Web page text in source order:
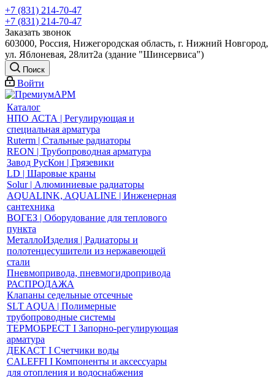
+7 (831) 214-70-47
+7 (831) 214-70-47
Заказать звонок
603000, Россия, Нижегородская область, г. Нижний Новгород,
ул. Яблоневая, 28лит2а (здание "Шинсервиса")
Поиск
Войти
Каталог
НПО АСТА | Регулирующая и
специальная арматура
Ruterm | Стальные радиаторы
REON | Трубопроводная арматура
Завод РусКон | Грязевики
LD | Шаровые краны
Solur | Алюминиевые радиаторы
AQUALINK, AQUALINE | Инженерная
сантехника
ВОГЕЗ | Оборудование для теплового
пункта
МеталлоИзделия | Радиаторы и
полотенцесушители из нержавеющей
стали
Пневмопривода, пневмогидропривода
РАСПРОДАЖА
Клапаны седельные отсечные
SLT AQUA | Полимерные
трубопроводные системы
ТЕРМОБРЕСТ І Запорно-регулирующая
арматура
ДЕКАСТ І Счетчики воды
CALEFFI І Компоненты и аксессуары
для отопления и водоснабжения